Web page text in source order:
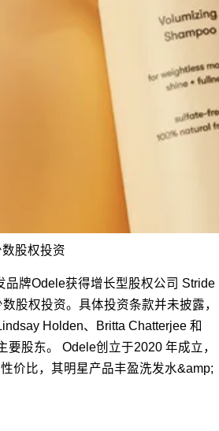
股权投资
品牌Odele获得增长型股权公司 Stride
股权投资。具体投资条款并未披露，
Holden、Britta Chatterjee 和
要股东。 Odele创立于2020 年成立，
价比，其明星产品丰盈洗发水&amp;